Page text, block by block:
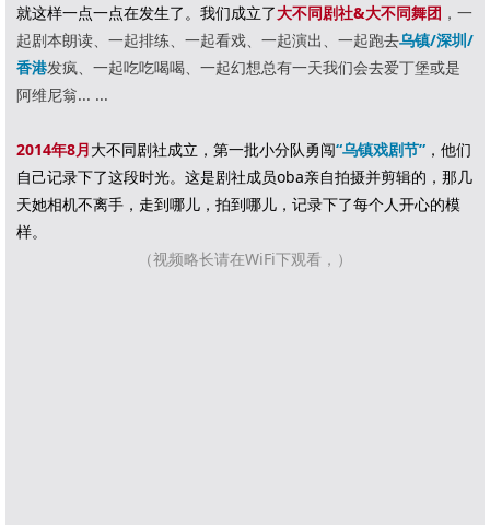
就这样一点一点在发生了。我们成立了大不同剧社&大不同舞团 ，一
起剧本朗读、一起排练、一起看戏、一起演出、一起跑去乌镇/深圳/
香港发疯、一起吃吃喝喝、一起幻想总有一天我们会去爱丁堡或是
阿维尼翁... ...
2014年8月大不同剧社成立，第一批小分队勇闯“乌镇戏剧节” ，他们
自己记录下了这段时光。 这是剧社成员oba亲自拍摄并剪辑的，那几
天她相机不离手，走到哪儿，拍到哪儿，记录下了每个人开心的模
样。
（视频略长请在WiFi下观看，）